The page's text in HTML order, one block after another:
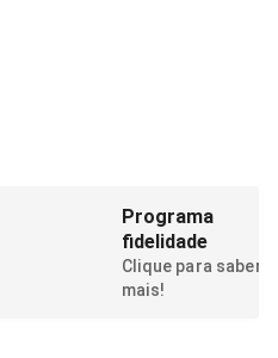
Programa
fidelidade
Clique para saber
mais!